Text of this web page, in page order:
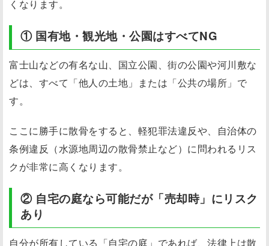
くなります。
① 国有地・観光地・公園はすべてNG
富士山などの有名な山、国立公園、街の公園や河川敷な
どは、すべて「他人の土地」または「公共の場所」で
す。
ここに勝手に散骨をすると、軽犯罪法違反や、自治体の
条例違反（水源地周辺の散骨禁止など）に問われるリス
クが非常に高くなります。
② 自宅の庭なら可能だが「売却時」にリスク
あり
自分が所有している「自宅の庭」であれば、法律上は散